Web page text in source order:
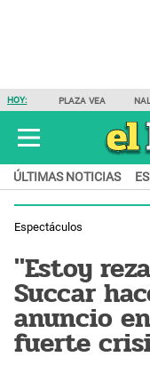
HOY: PLAZA VEA
ÚLTIMAS NOTICIAS
Espectáculos
"Estoy
Succar
anuncio
fuerte